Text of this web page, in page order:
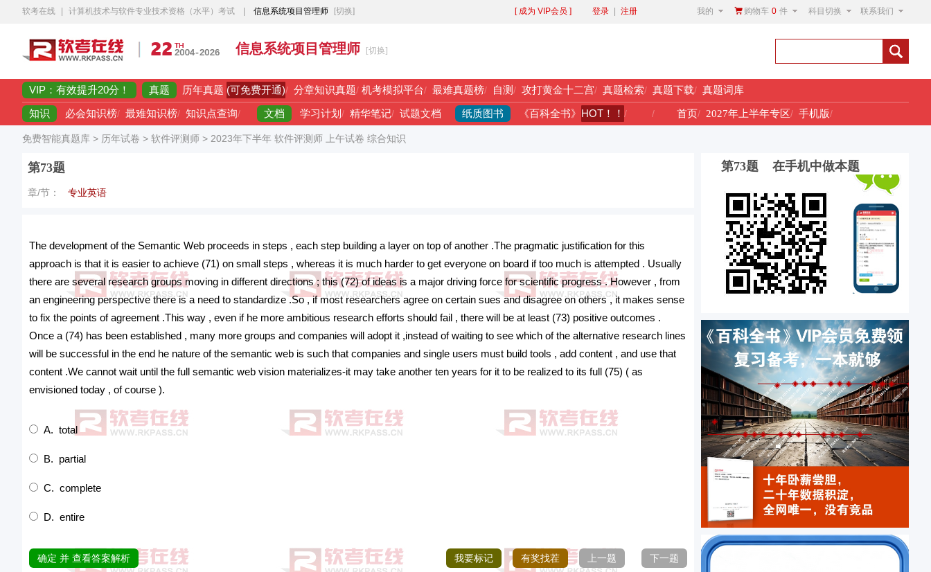
软考在线 计算机技术与软件专业技术资格（水平）考试 信息系统项目管理师 [切换] [ 成为 VIP会员 ] 登录 注册 我的 购物车 0 件 科目切换 联系我们
信息系统项目管理师 [切换]
VIP：有效提升20分！ 真题 历年真题 (可免费开通)/ 分章知识真题/ 机考模拟平台/ 最难真题榜/ 自测/ 攻打黄金十二宫/ 真题检索/ 真题下载/ 真题词库
知识 必会知识榜/ 最难知识榜/ 知识点查询/ 文档 学习计划/ 精华笔记/ 试题文档 纸质图书 《百科全书》 HOT！！ / / 首页/ 2027年上半年专区/ 手机版/
免费智能真题库 > 历年试卷 > 软件评测师 > 2023年下半年 软件评测师 上午试卷 综合知识
第73题
章/节： 专业英语
The development of the Semantic Web proceeds in steps , each step building a layer on top of another .The pragmatic justification for this
approach is that it is easier to achieve (71) on small steps , whereas it is much harder to get everyone on board if too much is attempted . Usually
there are several research groups moving in different directions ; this (72) of ideas is a major driving force for scientific progress . However , from
an engineering perspective there is a need to standardize .So , if most researchers agree on certain sues and disagree on others , it makes sense
to fix the points of agreement .This way , even if he more ambitious research efforts should fail , there will be at least (73) positive outcomes .
Once a (74) has been established , many more groups and companies will adopt it ,instead of waiting to see which of the alternative research lines
will be successful in the end he nature of the semantic web is such that companies and single users must build tools , add content , and use that
content .We cannot wait until the full semantic web vision materializes-it may take another ten years for it to be realized to its full (75) ( as
envisioned today , of course ).
A. total
B. partial
C. complete
D. entire
确定 并 查看答案解析 我要标记 有奖找茬 上一题 下一题
第73题 在手机中做本题